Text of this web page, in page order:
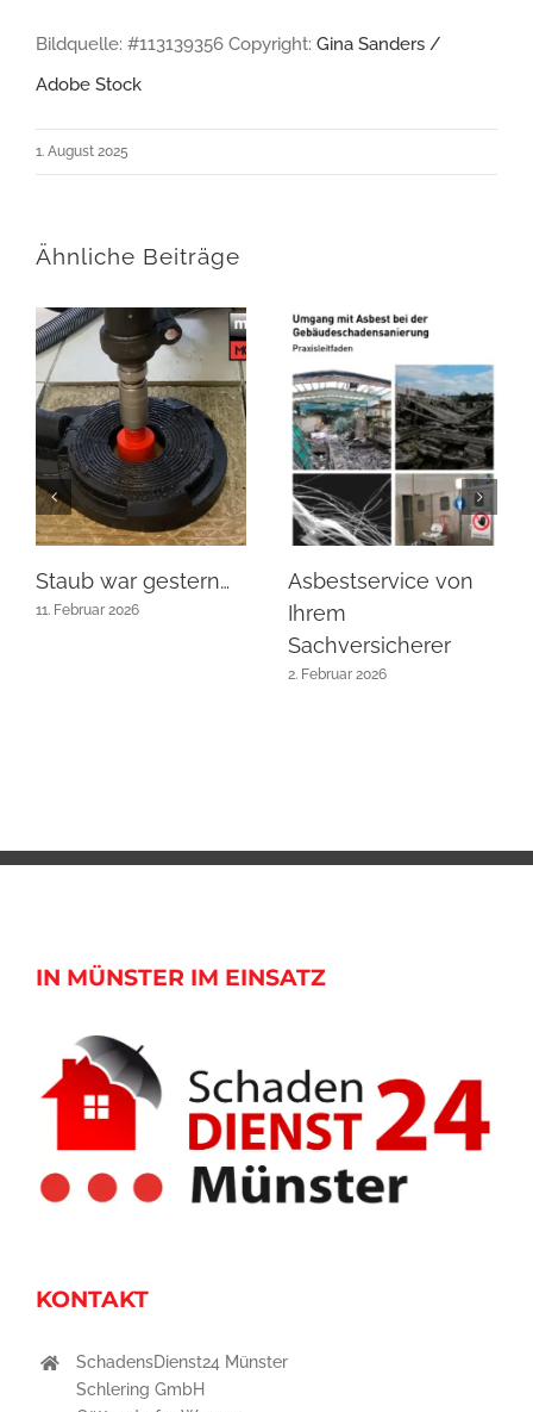
Bildquelle: #113139356 Copyright: Gina Sanders /
Adobe Stock
1. August 2025
Ähnliche Beiträge
Staub war gestern…
11. Februar 2026
Asbestservice von
Ihrem
Sachversicherer
2. Februar 2026
IN MÜNSTER IM EINSATZ
KONTAKT
SchadensDienst24 Münster
Schlering GmbH